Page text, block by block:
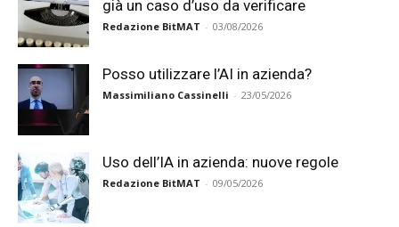
già un caso d’uso da verificare
Redazione BitMAT - 03/08/2026
Posso utilizzare l’AI in azienda?
Massimiliano Cassinelli - 23/05/2026
Uso dell’IA in azienda: nuove regole
Redazione BitMAT - 09/05/2026